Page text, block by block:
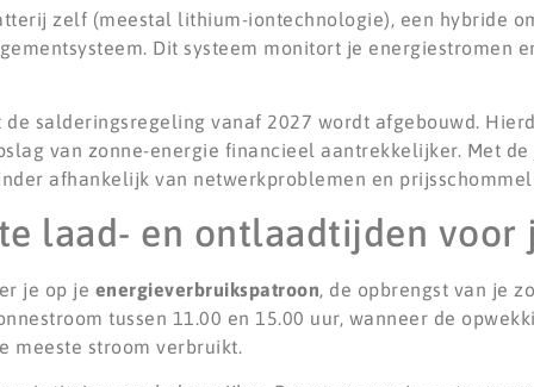
zelf (meestal lithium-iontechnologie), een hybride
Dit systeem monitort je energiestromen
salderingsregeling vanaf 2027 wordt afgebouwd.
van zonne-energie financieel aantrekkelijker. Met
afhankelijk van netwerkproblemen en
laad- en ontlaadtijden voor
je op je energieverbruikspatroon , de opbrengst van je
tussen 11.00 en 15.00 uur, wanneer de
meeste stroom verbruikt.